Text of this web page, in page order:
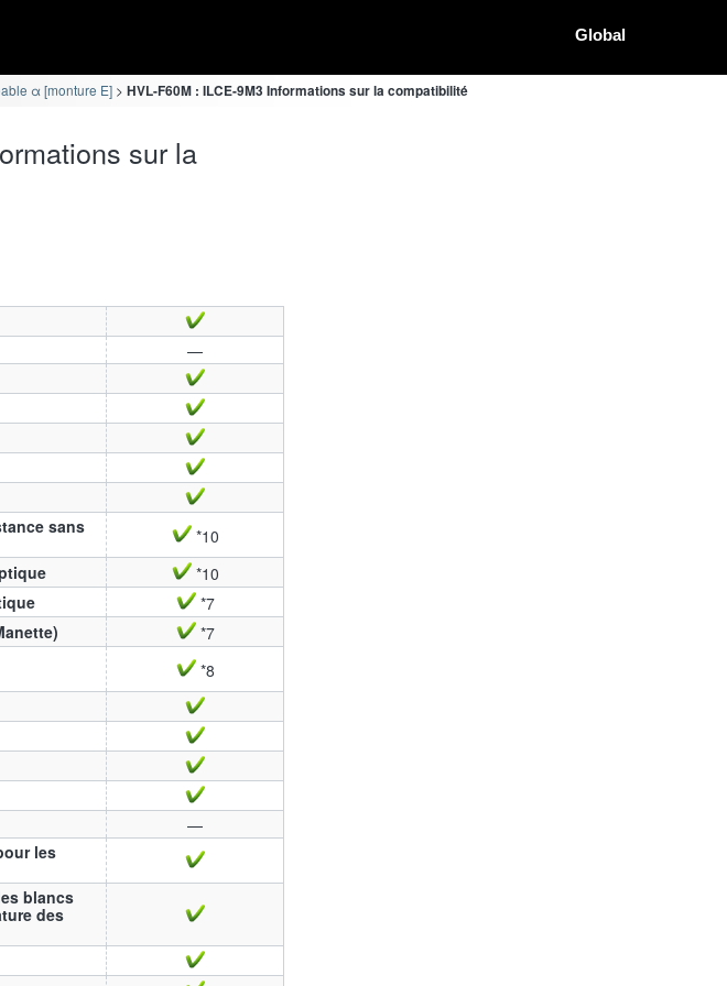
Global
α [monture E] HVL-F60M : ILCE-9M3 Informations sur la compatibilité
sur la
—
sans
*10
*10
*7
*7
*8
—
les
blancs
des